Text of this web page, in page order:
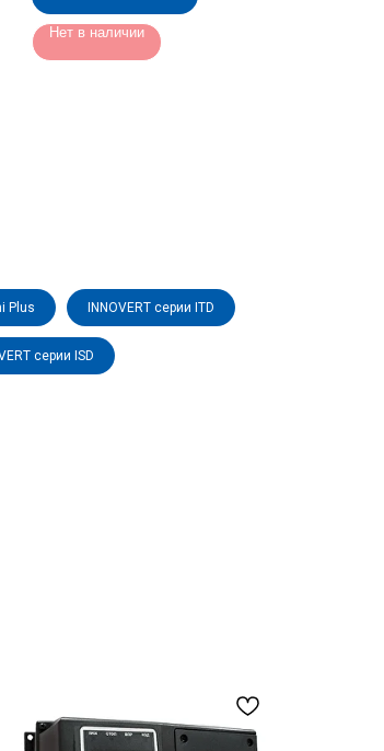
Нет в наличии
Plus INNOVERT серии ITD
серии ISD